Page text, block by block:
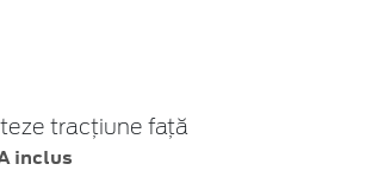
tracțiune față
inclus